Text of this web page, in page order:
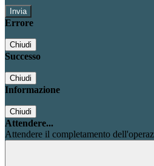
Errore
Chiudi
Successo
Chiudi
Informazione
Chiudi
Attendere...
Attendere il completamento